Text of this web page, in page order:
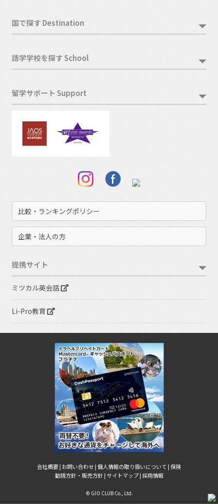
国で探す Destination
語学学校を探す School
留学サポート Support
比較・ランキングポリシー
企業・法人の方
提携サイト
ミツカル英会話
Li-Pro教育
会社概要 | お問い合わせ |個人情報の取り扱いについて |保険
勧誘方針・販売方針 |サイトマップ |採用情報
© GIO CLUB Co., Ltd.